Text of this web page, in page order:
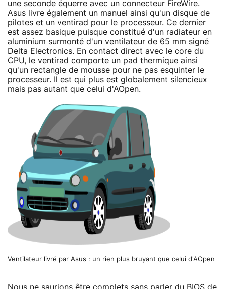
une seconde équerre avec un connecteur FireWire.
Asus livre également un manuel ainsi qu'un disque de
pilotes et un ventirad pour le processeur. Ce dernier
est assez basique puisque constitué d'un radiateur en
aluminium surmonté d'un ventilateur de 65 mm signé
Delta Electronics. En contact direct avec le core du
CPU, le ventirad comporte un pad thermique ainsi
qu'un rectangle de mousse pour ne pas esquinter le
processeur. Il est qui plus est globalement silencieux
mais pas autant que celui d'AOpen.
Ventilateur livré par Asus : un rien plus bruyant que celui d'AOpen
Nous ne saurions être complets sans parler du BIOS de